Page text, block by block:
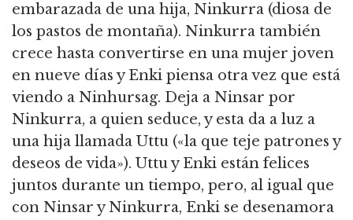
embarazada de una hija, Ninkurra (diosa de
los pastos de montaña). Ninkurra también
crece hasta convertirse en una mujer joven
en nueve días y Enki piensa otra vez que está
viendo a Ninhursag. Deja a Ninsar por
Ninkurra, a quien seduce, y esta da a luz a
una hija llamada Uttu («la que teje patrones y
deseos de vida»). Uttu y Enki están felices
juntos durante un tiempo, pero, al igual que
con Ninsar y Ninkurra, Enki se desenamora